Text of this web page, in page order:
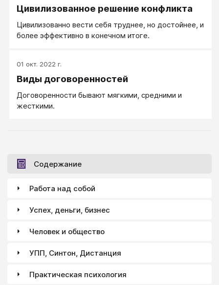
Цивилизованное решение конфликта
Цивилизованно вести себя труднее, но достойнее, и
более эффективно в конечном итоге.
01 окт. 2022 г.
Виды договоренностей
Договоренности бывают мягкими, средними и
жесткими.
Содержание
Работа над собой
Успех, деньги, бизнес
Человек и общество
УПП, Синтон, Дистанция
Практическая психология